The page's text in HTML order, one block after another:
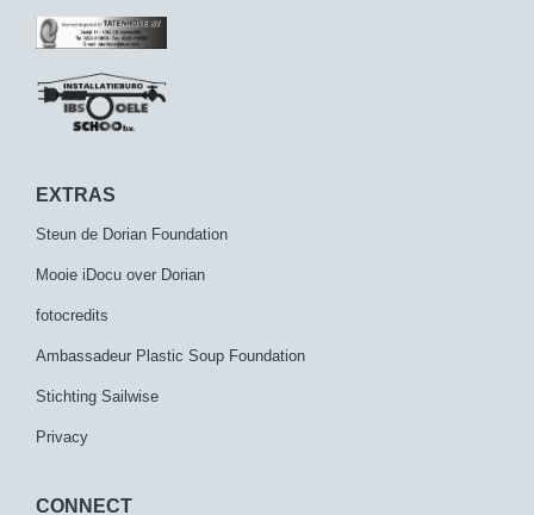
EXTRAS
Steun de Dorian Foundation
Mooie iDocu over Dorian
fotocredits
Ambassadeur Plastic Soup Foundation
Stichting Sailwise
Privacy
CONNECT